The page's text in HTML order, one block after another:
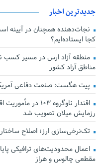
جدیدترین اخبار
کجا ایستاده‌ایم؟
منطقه آزاد ارس در مسیر کسب
مناطق آزاد کشور
پیت هگست: صنعت دفاعی
رزمایش میلان تصویب شد
تک‌نرخی‌سازی ارز؛ اصلاح
اعمال محدودیت‌های ترافیکی
مقطعی چالوس و هراز